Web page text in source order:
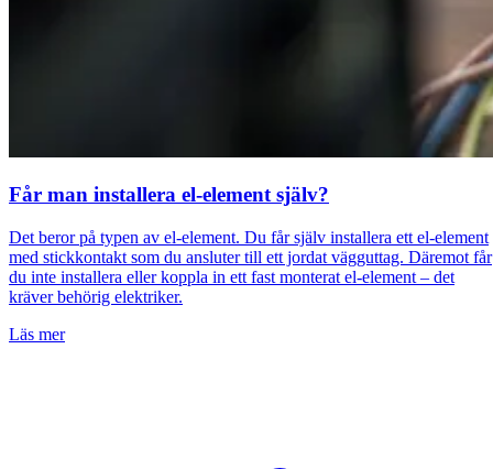
Får man installera el-element själv?
Det beror på typen av el-element. Du får själv installera ett el-element
med stickkontakt som du ansluter till ett jordat vägguttag. Däremot får
du inte installera eller koppla in ett fast monterat el-element – det
kräver behörig elektriker.
Läs mer